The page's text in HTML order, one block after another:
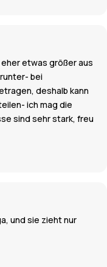
etwas größer aus
bei
deshalb kann
ich mag die
sind sehr stark, freu
und sie zieht nur